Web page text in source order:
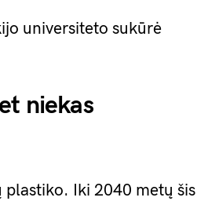
universiteto sukūrė
niekas
Iki 2040 metų šis